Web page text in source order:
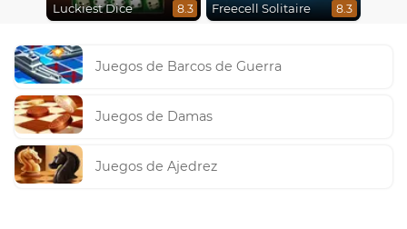
Luckiest Dice 8.3 Freecell Solitaire 8.3
Juegos de Barcos de Guerra
Juegos de Damas
Juegos de Ajedrez